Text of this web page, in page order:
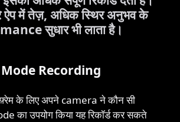
ऐप में तेज़, अधिक स्थिर अनुभव के
सुधार भी लाता है।
Recording
के लिए अपने camera ने कौन सी
का उपयोग किया यह रिकॉर्ड कर सकते